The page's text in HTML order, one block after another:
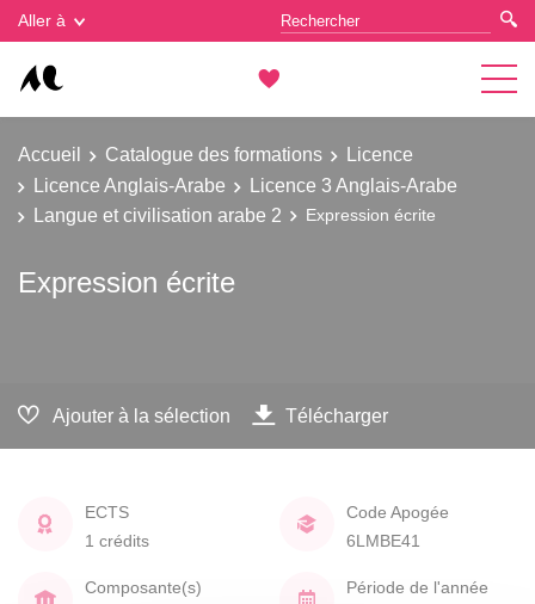
Aller à
Accueil Catalogue des formations
Licence
Licence Anglais-Arabe
Licence 3 Anglais-Arabe
Langue et civilisation arabe 2
Expression écrite
Expression écrite
Ajouter à la sélection Télécharger
ECTS
1 crédits
Code Apogée
6LMBE41
Composante(s)
Période de l'année
Gestion des cookies